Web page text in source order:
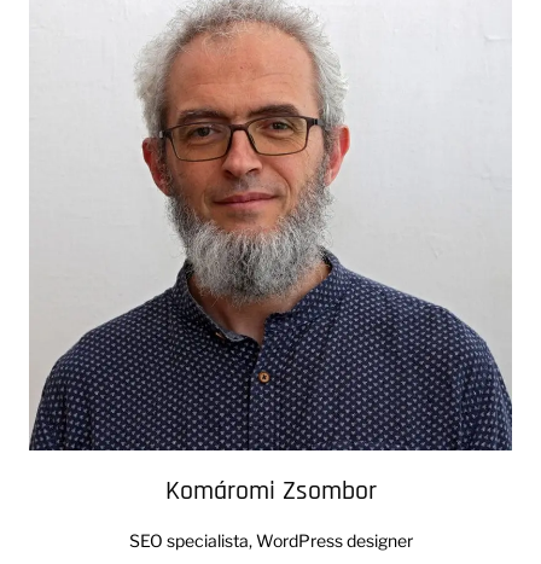
Komáromi Zsombor
SEO specialista, WordPress designer